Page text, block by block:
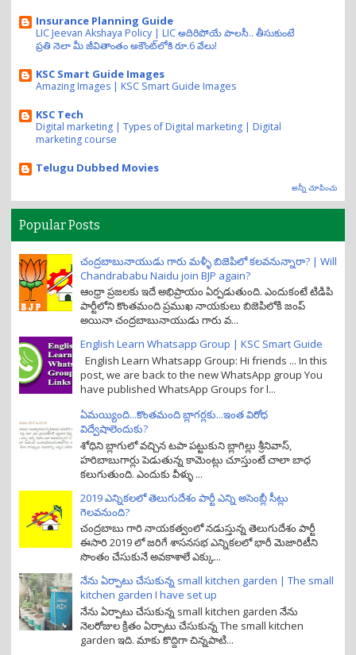
Insurance Planning Guide
LIC Jeevan Akshaya Policy | LIC అదిరిపోయే పాలసీ.. తీసుకుంటే
ప్రతి నెలా మీ జీవితాంతం అకౌంట్‌లోకి రూ.6 వేలు!
KSC Smart Guide Images
Amazing Images | KSC Smart Guide Images
KSC Tech
Digital marketing | Types of Digital marketing | Digital
marketing course
Telugu Dubbed Movies
అన్నీ చూపించు
Popular Posts
చంద్రబాబునాయుడు గారు మళ్ళీ బిజెపిలో కలవనున్నారా? | Will
Chandrababu Naidu join BJP again?
ఆంధ్రా ప్రజలకు ఇదే అభిప్రాయం ఏర్పడుతుంది. ఎందుకంటే టిడిపి
పార్టీలోని కొంతమంది ప్రముఖ నాయకులు బిజెపిలోకి జంప్
అయినా చంద్రబాబునాయుడు గారు వ...
English Learn Whatsapp Group | KSC Smart Guide
English Learn Whatsapp Group: Hi friends ... In this
post, we are back to the new WhatsApp group You
have published WhatsApp Groups for l...
ఏమయ్యింది...కొంతమంది బ్లాగర్లకు...ఇంత విరోధ
విద్వేషాలెందుకు?
శోధిని బ్లాగులో వచ్చిన టపా పట్టుకుని బ్లాగిల్లు శ్రీనివాస్,
హరిబాబుగార్లు పెడుతున్న కామెంట్లు చూస్తుంటే చాలా బాధ
కలుగుతుంది. ఎందుకు వీళ్ళు ...
2019 ఎన్నికలలో తెలుగుదేశం పార్టీ ఎన్ని అసెంబ్లీ సీట్లు
గెలవనుంది?
చంద్రబాబు గారి నాయకత్వంలో నడుస్తున్న తెలుగుదేశం పార్టీ
ఈసారి 2019 లో జరిగే శాసనసభ ఎన్నికలలో భారీ మెజారిటీని
సొంతం చేసుకునే అవకాశాలే ఎక్కు...
నేను ఏర్పాటు చేసుకున్న small kitchen garden | The small
kitchen garden I have set up
నేను ఏర్పాటు చేసుకున్న small kitchen garden నేను
నెలరోజుల క్రితం ఏర్పాటు చేసుకున్న The small kitchen
garden ఇది. మాకు కొద్దిగా చిన్నపాటి...